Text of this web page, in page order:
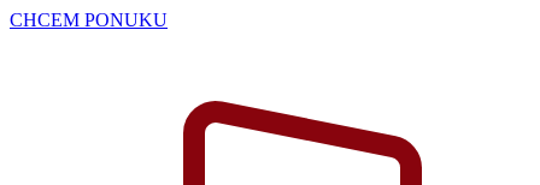
CHCEM PONUKU